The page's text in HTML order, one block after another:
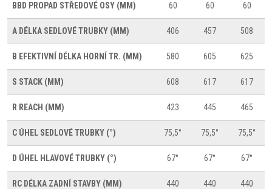
BBD PROPAD STŘEDOVÉ OSY (MM) 60 60 60
A DÉLKA SEDLOVÉ TRUBKY (MM) 406 457 508
B EFEKTIVNÍ DÉLKA HORNÍ TR. (MM) 580 605 625
S STACK (MM) 608 617 617
R REACH (MM) 423 445 465
C ÚHEL SEDLOVÉ TRUBKY (°) 75,5° 75,5° 75,5°
D ÚHEL HLAVOVÉ TRUBKY (°) 67° 67° 67°
RC DÉLKA ZADNÍ STAVBY (MM) 440 440 440